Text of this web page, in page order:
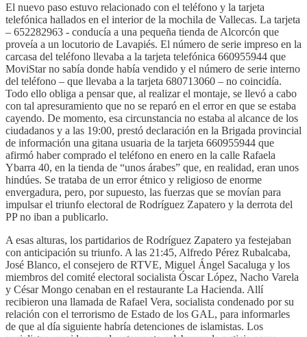
​El nuevo paso estuvo relacionado con el teléfono y la tarjeta
telefónica hallados en el interior de la mochila de Vallecas. La tarjeta
– 652282963 - conducía a una pequeña tienda de Alcorcón que
proveía a un locutorio de Lavapiés. El número de serie impreso en la
carcasa del teléfono llevaba a la tarjeta telefónica 660955944 que
MoviStar no sabía donde había vendido y el número de serie interno
del teléfono – que llevaba a la tarjeta 680713060 – no coincidía.
Todo ello obliga a pensar que, al realizar el montaje, se llevó a cabo
con tal apresuramiento que no se reparó en el error en que se estaba
cayendo. De momento, esa circunstancia no estaba al alcance de los
ciudadanos y a las 19:00, prestó declaración en la Brigada provincial
de información una gitana usuaria de la tarjeta 660955944 que
afirmó haber comprado el teléfono en enero en la calle Rafaela
Ybarra 40, en la tienda de “unos árabes” que, en realidad, eran unos
hindúes. Se trataba de un error étnico y religioso de enorme
envergadura, pero, por supuesto, las fuerzas que se movían para
impulsar el triunfo electoral de Rodríguez Zapatero y la derrota del
PP no iban a publicarlo.
A esas alturas, los partidarios de Rodríguez Zapatero ya festejaban
con anticipación su triunfo. A las 21:45, Alfredo Pérez Rubalcaba,
José Blanco, el consejero de RTVE, Miguel Ángel Sacaluga y los
miembros del comité electoral socialista Óscar López, Nacho Varela
y César Mongo cenaban en el restaurante La Hacienda. Allí
recibieron una llamada de Rafael Vera, socialista condenado por su
relación con el terrorismo de Estado de los GAL, para informarles
de que al día siguiente habría detenciones de islamistas. Los